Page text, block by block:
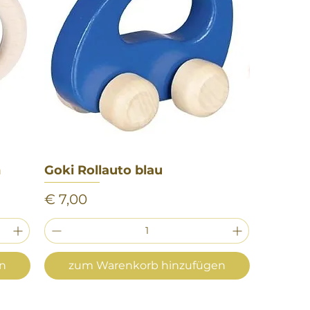
Schnellansicht
Goki Rollauto blau
Preis
€ 7,00
zum Warenkorb hinzufügen